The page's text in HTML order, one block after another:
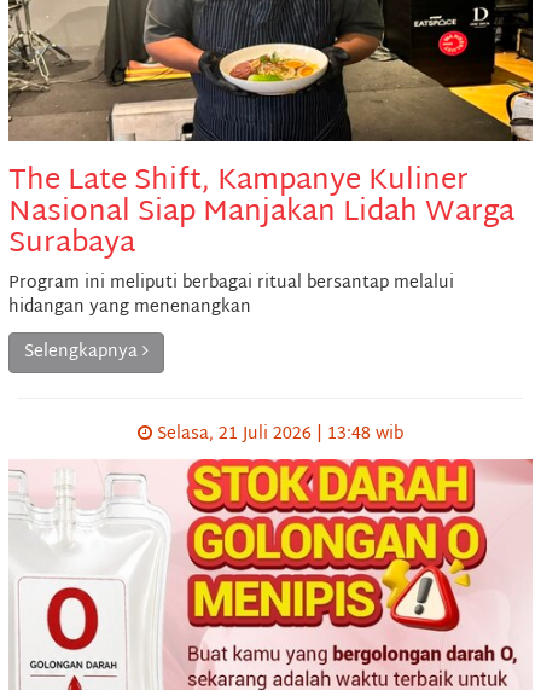
The Late Shift, Kampanye Kuliner
Nasional Siap Manjakan Lidah Warga
Surabaya
Program ini meliputi berbagai ritual bersantap melalui
hidangan yang menenangkan
Selengkapnya
Selasa, 21 Juli 2026 | 13:48 wib